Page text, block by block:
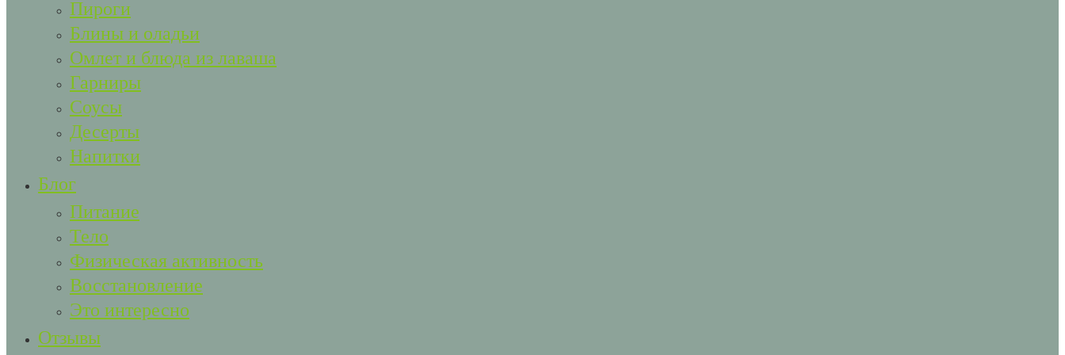
Пироги
Блины и оладьи
Омлет и блюда из лаваша
Гарниры
Соусы
Десерты
Напитки
Блог
Питание
Тело
Физическая активность
Восстановление
Это интересно
Отзывы